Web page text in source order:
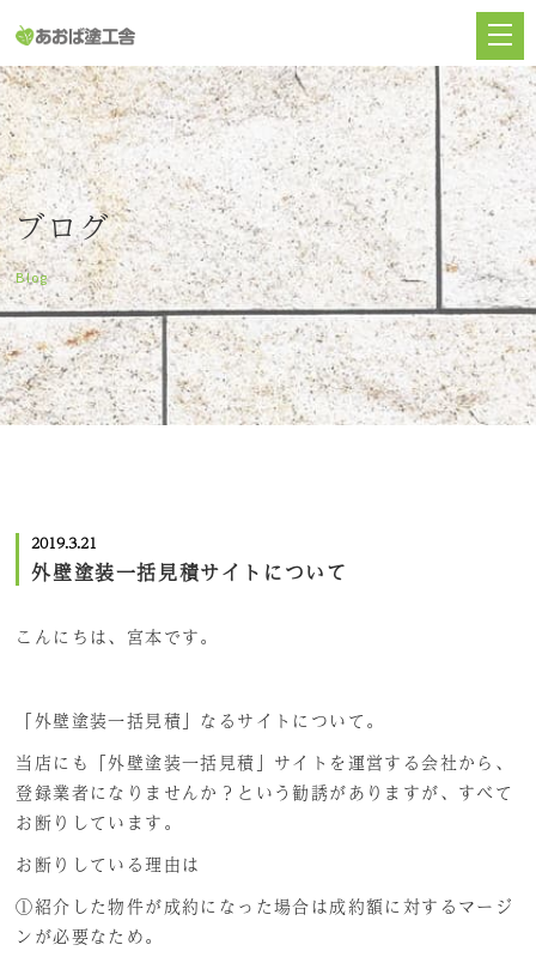
ブログ
Blog
2019.3.21
外壁塗装一括見積サイトについて
こんにちは、宮本です。
「外壁塗装一括見積」なるサイトについて。
当店にも「外壁塗装一括見積」サイトを運営する会社から、
登録業者になりませんか？という勧誘がありますが、すべて
お断りしています。
お断りしている理由は
①紹介した物件が成約になった場合は成約額に対するマージ
ンが必要なため。